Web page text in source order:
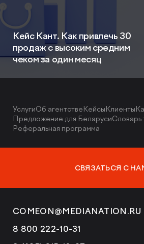
Кейс Кант. Как привлечь 30
продаж с высоким средним
чеком за один месяц
УслугиОб агентствеКейсыКлиенты
Предложение для БеларусиСловарь
Реферальная программа
СВЯЗАТЬСЯ С
COMEON@MEDIANATION.RU
8 800 222-10-31